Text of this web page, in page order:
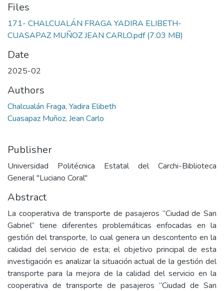
Files
171- CHALCUALÁN FRAGA YADIRA ELIBETH-
CUASAPAZ MUÑOZ JEAN CARLO.pdf(7.03 MB)
Date
2025-02
Authors
Chalcualán Fraga, Yadira Elibeth
Cuasapaz Muñoz, Jean Carlo
Publisher
Universidad Politécnica Estatal del Carchi-Biblioteca
General "Luciano Coral"
Abstract
La cooperativa de transporte de pasajeros “Ciudad de San
Gabriel” tiene diferentes problemáticas enfocadas en la
gestión del transporte, lo cual genera un descontento en la
calidad del servicio de esta; el objetivo principal de esta
investigación es analizar la situación actual de la gestión del
transporte para la mejora de la calidad del servicio en la
cooperativa de transporte de pasajeros “Ciudad de San